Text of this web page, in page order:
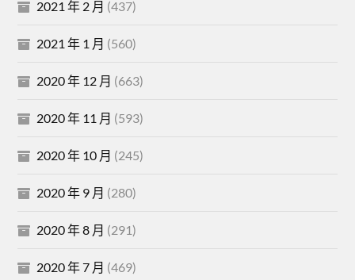
2021 年 2 月 (437)
2021 年 1 月 (560)
2020 年 12 月 (663)
2020 年 11 月 (593)
2020 年 10 月 (245)
2020 年 9 月 (280)
2020 年 8 月 (291)
2020 年 7 月 (469)